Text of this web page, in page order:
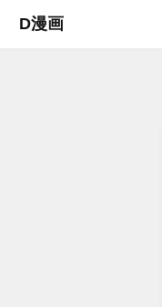
D漫画